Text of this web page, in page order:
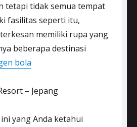
tetapi tidak semua tempat
fasilitas seperti itu,
memiliki rupa yang
beberapa destinasi
bola
– Jepang
yang Anda ketahui